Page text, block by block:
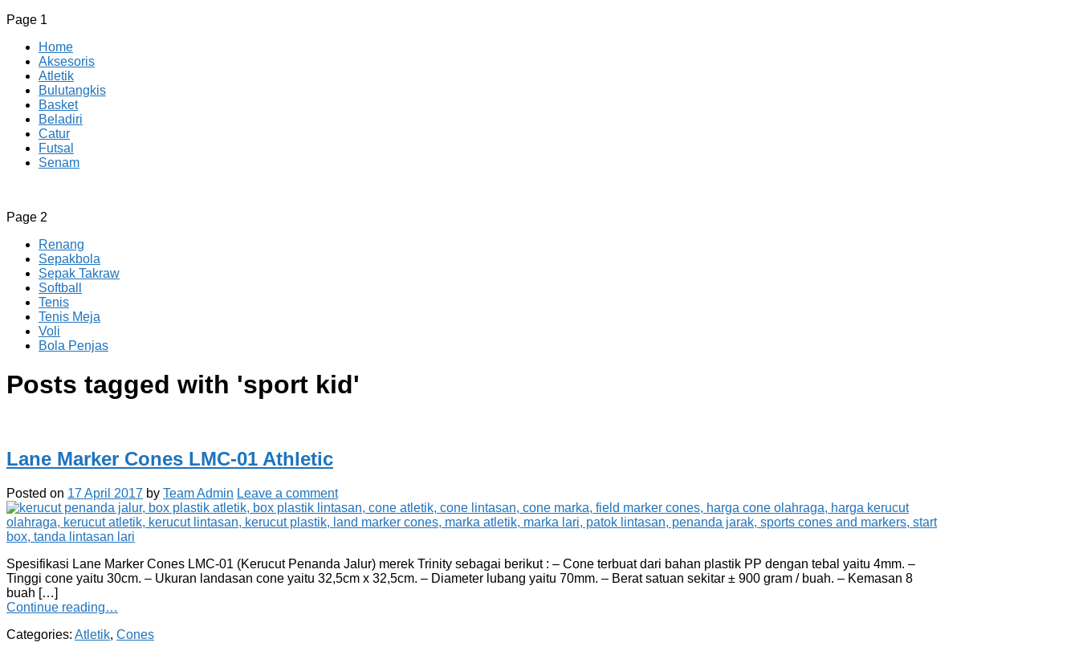
Page 1
Home
Aksesoris
Atletik
Bulutangkis
Basket
Beladiri
Catur
Futsal
Senam
CV JAYA BERSAMA Co Id
Menyediakan Semua Perlengkapan Olahraga Yang Lengkap, Berkualitas Dengan Harga Yang Murah
Page 2
Renang
Sepakbola
Sepak Takraw
Softball
Tenis
Tenis Meja
Voli
Bola Penjas
Posts tagged with 'sport kid'
Lane Marker Cones LMC-01 Athletic
Posted on 17 April 2017 by Team Admin Leave a comment
Spesifikasi Lane Marker Cones LMC-01 (Kerucut Penanda Jalur) merek Trinity sebagai berikut : – Cone terbuat dari bahan plastik PP dengan tebal yaitu 4mm. –
Tinggi cone yaitu 30cm. – Ukuran landasan cone yaitu 32,5cm x 32,5cm. – Diameter lubang yaitu 70mm. – Berat satuan sekitar ± 900 gram / buah. – Kemasan 8
buah […]
Continue reading…
Categories: Atletik, Cones